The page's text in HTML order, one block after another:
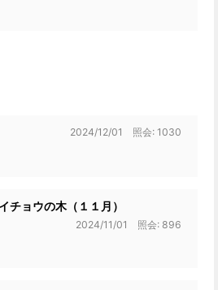
2024/12/01 照会: 1030
チョウの木（１１月）
2024/11/01 照会: 896